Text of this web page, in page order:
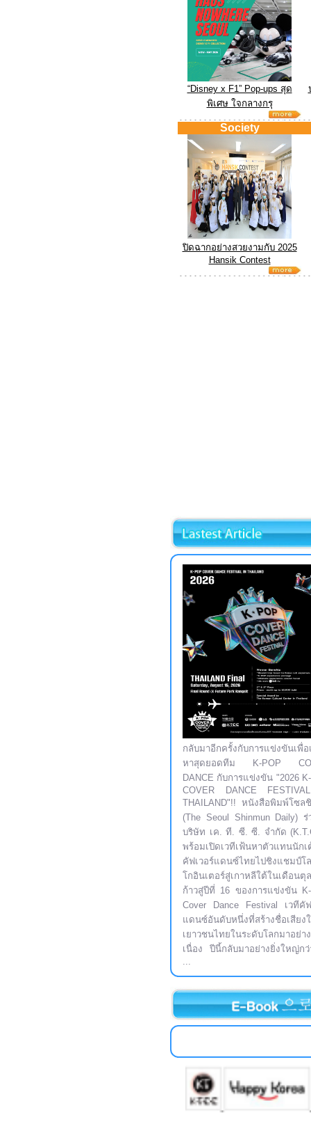
“Disney x F1” Pop-ups สุด
พิเศษ ใจกลางกรุ
Society
ปิดฉากอย่างสวยงามกับ 2025
Hansik Contest
กลับมาอีกครั้งกับการแข่งขันเพื่อ
หาสุดยอดทีม K-POP
DANCE กับการแข่งขัน "2026
COVER DANCE
THAILAND"!! หนังสือพิมพ์โซล
(The Seoul Shinmun Daily) ร่
บริษัท เค. ที. ซี. ซี. จำกัด
พร้อมเปิดเวทีเฟ้นหาตัวแทนนักเ
คัฟเวอร์แดนซ์ไทยไปชิงแชมป์โ
โกอินเตอร์สู่เกาหลีใต้ในเดือนตุ
ก้าวสู่ปีที่ 16 ของการแข่งขัน K-
Cover Dance Festival เวทีคัฟ
แดนซ์อันดับหนึ่งที่สร้างชื่อเสียง
เยาวชนไทยในระดับโลกมาอย่า
เนื่อง ปีนี้กลับมาอย่างยิ่งใหญ่กว่
...